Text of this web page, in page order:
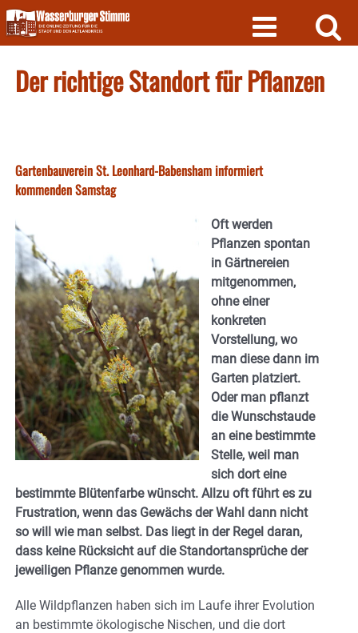
Skip
to
content
Der richtige Standort für Pflanzen
Gartenbauverein St. Leonhard-Babensham informiert
kommenden Samstag
Oft werden
Pflanzen spontan
in Gärtnereien
mitgenommen,
ohne einer
konkreten
Vorstellung, wo
man diese dann im
Garten platziert.
Oder man pflanzt
die Wunschstaude
an eine bestimmte
Stelle, weil man
sich dort eine
bestimmte Blütenfarbe wünscht. Allzu oft führt es zu
Frustration, wenn das Gewächs der Wahl dann nicht
so will wie man selbst. Das liegt in der Regel daran,
dass keine Rücksicht auf die Standortansprüche der
jeweiligen Pflanze genommen wurde.
Alle Wildpflanzen haben sich im Laufe ihrer Evolution
an bestimmte ökologische Nischen, und die dort